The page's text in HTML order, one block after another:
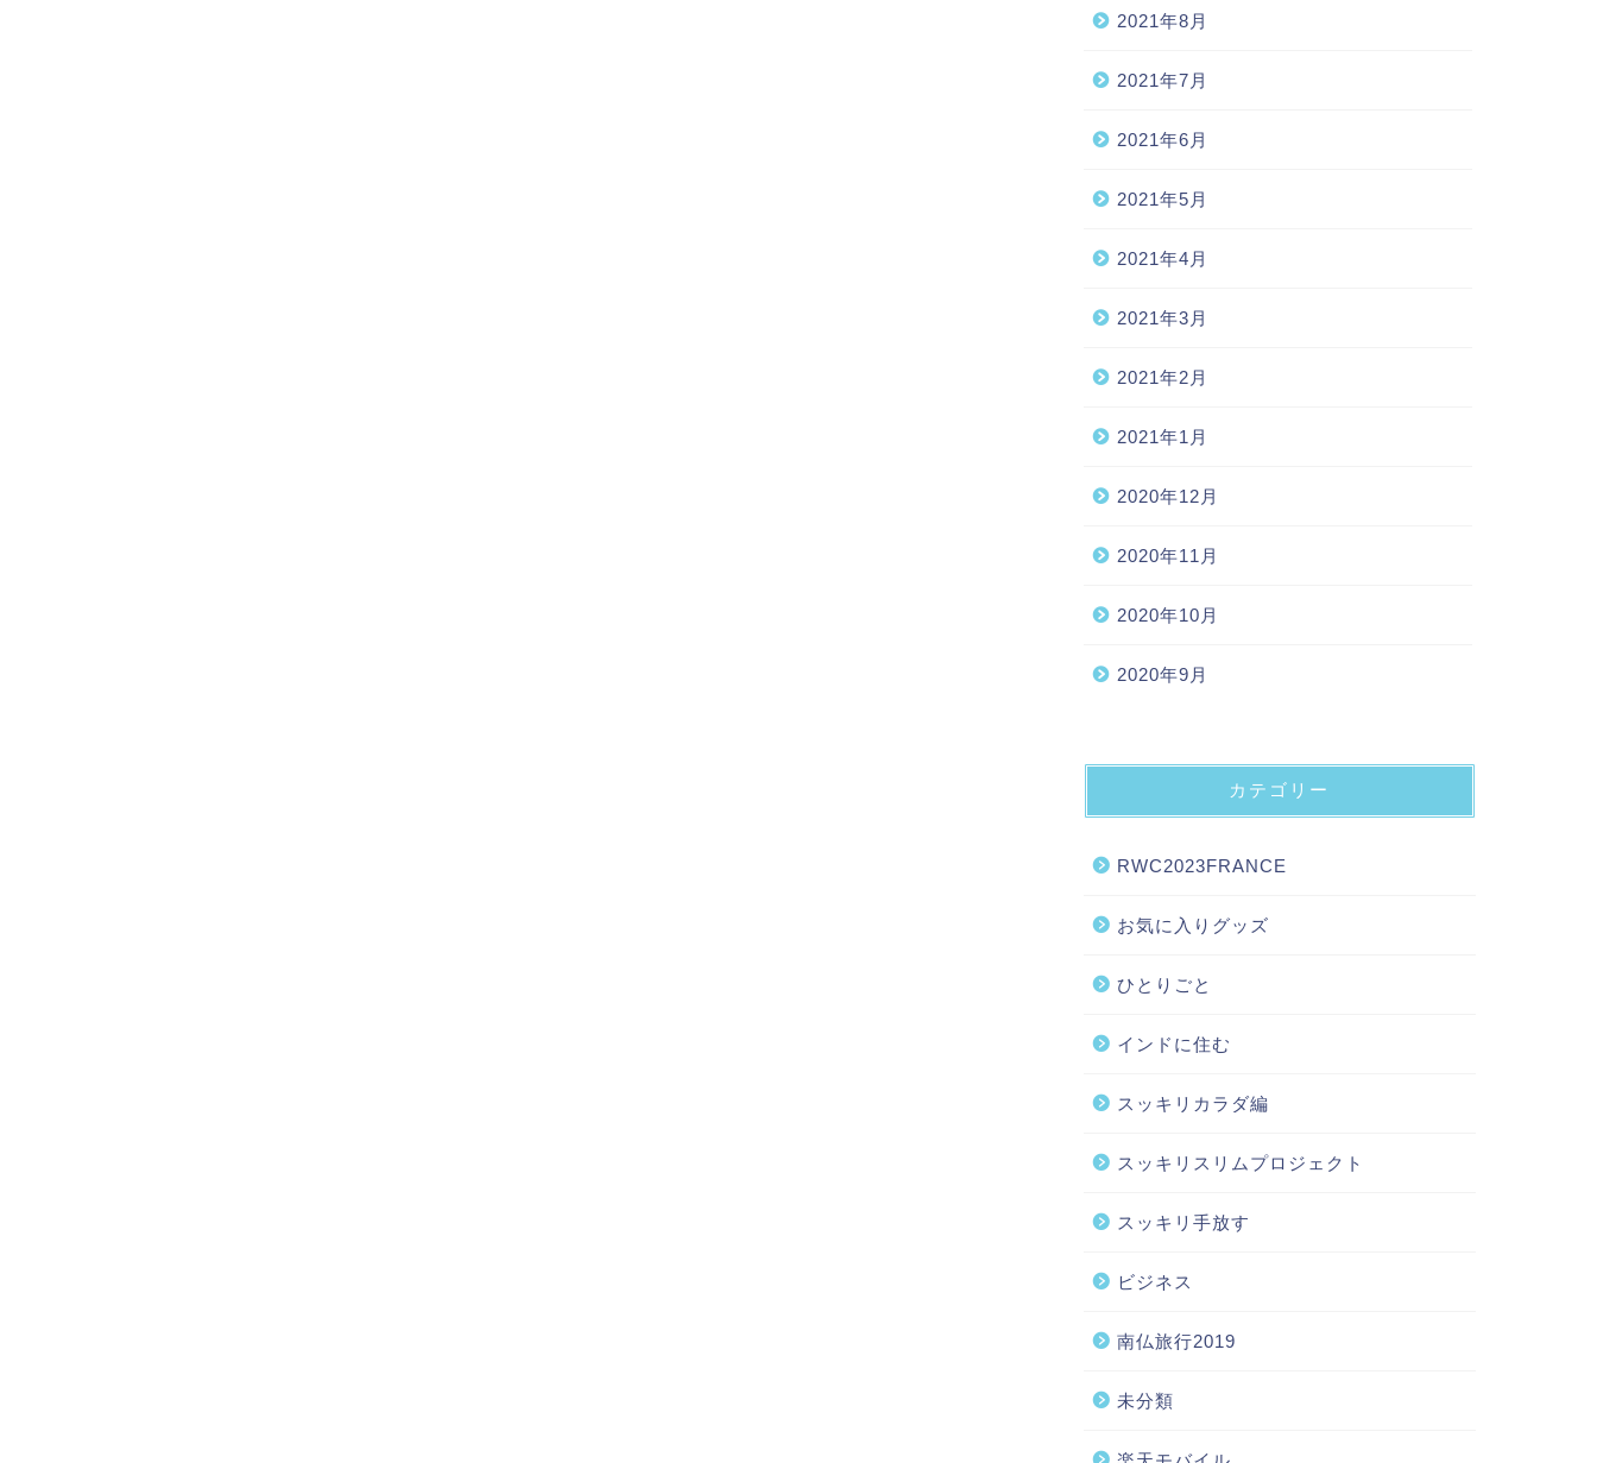
2021年8月
2021年7月
2021年6月
2021年5月
2021年4月
2021年3月
2021年2月
2021年1月
2020年12月
2020年11月
2020年10月
2020年9月
カテゴリー
RWC2023FRANCE
お気に入りグッズ
ひとりごと
インドに住む
スッキリカラダ編
スッキリスリムプロジェクト
スッキリ手放す
ビジネス
南仏旅行2019
未分類